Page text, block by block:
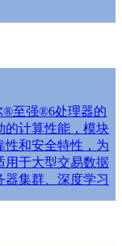
®至强®6处理器的
的计算性能，模块
性和安全特性，为
用于大型交易数据
器集群、深度学习